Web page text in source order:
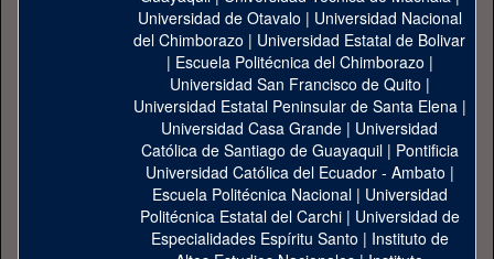
Universidad de Otavalo | Universidad Nacional
del Chimborazo | Universidad Estatal de Bolivar
| Escuela Politécnica del Chimborazo |
Universidad San Francisco de Quito |
Universidad Estatal Peninsular de Santa Elena|
Universidad Casa Grande | Universidad
Católica de Santiago de Guayaquil| Pontificia
Universidad Católica del Ecuador - Ambato |
Escuela Politécnica Nacional| Universidad
Politécnica Estatal del Carchi| Universidad de
Especialidades Espíritu Santo | Instituto de